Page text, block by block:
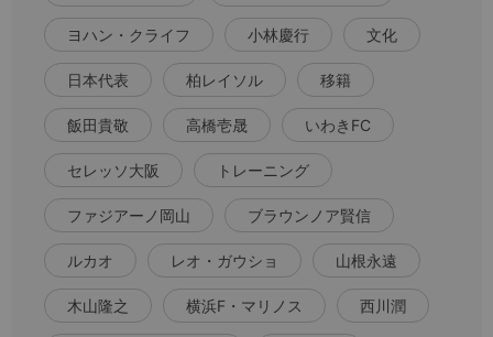
ヨハン・クライフ 小林慶行 文化
日本代表 柏レイソル 移籍
飯田貴敬 高橋壱晟 いわきFC
セレッソ大阪 トレーニング
ファジアーノ岡山 ブラウンノア賢信
ルカオ レオ・ガウショ 山根永遠
木山隆之 横浜F・マリノス 西川潤